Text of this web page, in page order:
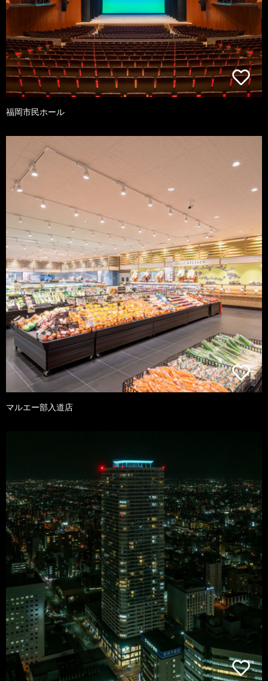
福岡市民ホール
マルエー部入道店